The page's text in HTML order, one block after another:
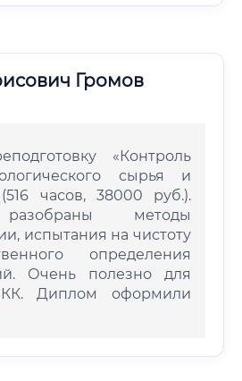
Громов
«Контроль
сырья и
часов, 38000 руб.).
методы
испытания на чистоту
определения
Очень полезно для
Диплом оформили